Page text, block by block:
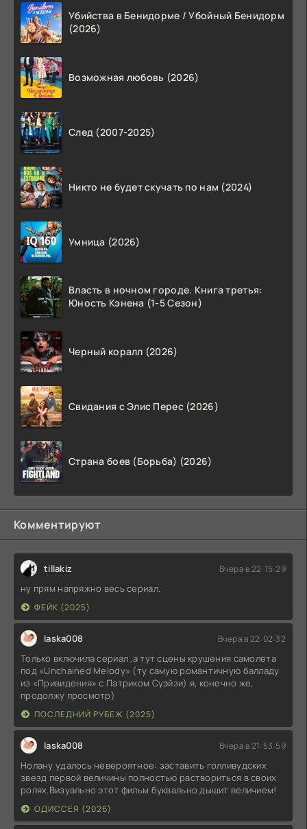
Убийства в Бенидорме / Убойный Бенидорм
(2026)
Возможная любовь (2026)
След (2007-2025)
Никто не будет скучать по нам (2024)
Умница (2026)
Власть в ночном городе. Книга третья:
Юность Кэнена (1-5 Сезон)
Черный коралл (2026)
Свидания с Элис Перес (2026)
Страна боев (Борьба) (2026)
Комментируют
tillakiz Вчера в 22:15:29
ну прям напряжно весь сериал.
ФЕЙК (2025)
laska008 Вчера в 22:02:32
Только включила сериал ,а тут сцены крушения самолета
под «Unchained Melody» (ту самую романтичную балладу
из «Привидения» с Патриком Суэйзи) я, конечно же,
продолжу просмотр)
ПОСЛЕДНИЙ РУБЕЖ (2025)
laska008 Вчера в 21:53:59
Нолану удалось невероятное: заставить голливудских
звезд первой величины полностью раствориться в своих
ролях.Визуально этот фильм буквально дышит величием!
ОДИССЕЯ (2026)